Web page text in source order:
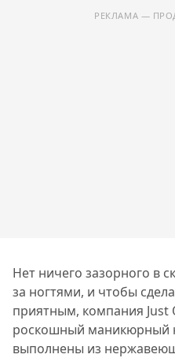
РЕКЛАМА —
Нет ничего зазорного в
за ногтями, и чтобы
приятным, компания Just
роскошный маникюрный
выполнены из